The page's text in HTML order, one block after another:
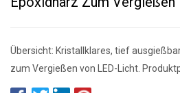
Übersicht: Kristallklares, tief
zum Vergießen von LED-Licht.